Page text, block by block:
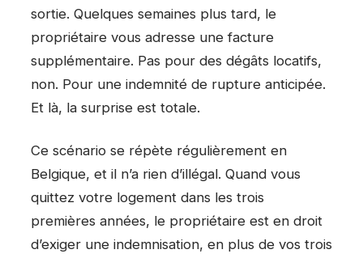
sortie. Quelques semaines plus tard, le
propriétaire vous adresse une facture
supplémentaire. Pas pour des dégâts locatifs,
non. Pour une indemnité de rupture anticipée.
Et là, la surprise est totale.
Ce scénario se répète régulièrement en
Belgique, et il n’a rien d’illégal. Quand vous
quittez votre logement dans les trois
premières années, le propriétaire est en droit
d’exiger une indemnisation, en plus de vos trois